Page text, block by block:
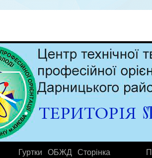
Гуртки ОБЖД Сторінка